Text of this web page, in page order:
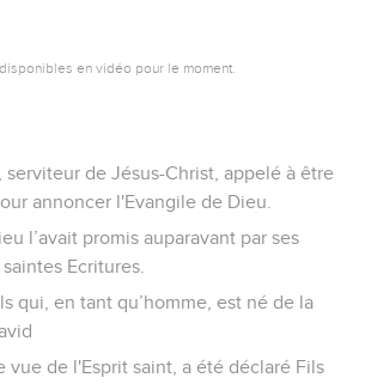
en vidéo pour le moment.
serviteur de Jésus-Christ, appelé à être
annoncer l'Evangile de Dieu.
l’avait promis auparavant par ses
Ecritures.
qui, en tant qu’homme, est né de la
vue de l'Esprit saint, a été déclaré Fils